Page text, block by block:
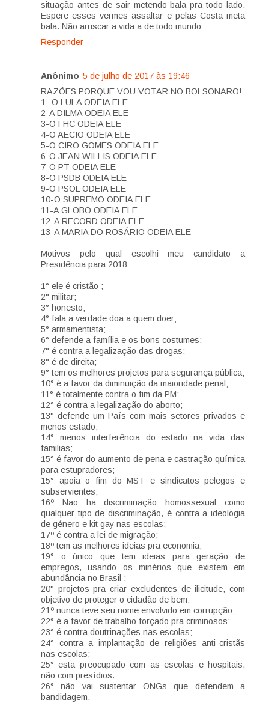
situação antes de sair metendo bala pra todo lado.
Espere esses vermes assaltar e pelas Costa meta
bala. Não arriscar a vida a de todo mundo
Responder
Anônimo 5 de julho de 2017 às 19:46
RAZÕES PORQUE VOU VOTAR NO BOLSONARO!
1- O LULA ODEIA ELE
2-A DILMA ODEIA ELE
3-O FHC ODEIA ELE
4-O AECIO ODEIA ELE
5-O CIRO GOMES ODEIA ELE
6-O JEAN WILLIS ODEIA ELE
7-O PT ODEIA ELE
8-O PSDB ODEIA ELE
9-O PSOL ODEIA ELE
10-O SUPREMO ODEIA ELE
11-A GLOBO ODEIA ELE
12-A RECORD ODEIA ELE
13-A MARIA DO ROSÁRIO ODEIA ELE
Motivos pelo qual escolhi meu candidato a
Presidência para 2018:
1° ele é cristão ;
2° militar;
3° honesto;
4° fala a verdade doa a quem doer;
5° armamentista;
6° defende a família e os bons costumes;
7° é contra a legalização das drogas;
8° é de direita;
9° tem os melhores projetos para segurança pública;
10° é a favor da diminuição da maioridade penal;
11° é totalmente contra o fim da PM;
12° é contra a legalização do aborto;
13° defende um País com mais setores privados e
menos estado;
14° menos interferência do estado na vida das
familias;
15° é favor do aumento de pena e castração química
para estupradores;
15° apoia o fim do MST e sindicatos pelegos e
subservientes;
16º Nao ha discriminação homossexual como
qualquer tipo de discriminação, é contra a ideologia
de género e kit gay nas escolas;
17º é contra a lei de migração;
18º tem as melhores ideias pra economia;
19° o único que tem ideias para geração de
empregos, usando os minérios que existem em
abundância no Brasil ;
20° projetos pra criar excludentes de ilicitude, com
objetivo de proteger o cidadão de bem;
21º nunca teve seu nome envolvido em corrupção;
22° é a favor de trabalho forçado pra criminosos;
23° é contra doutrinações nas escolas;
24° contra a implantação de religiões anti-cristãs
nas escolas;
25° esta preocupado com as escolas e hospitais,
não com presídios.
26° não vai sustentar ONGs que defendem a
bandidagem.